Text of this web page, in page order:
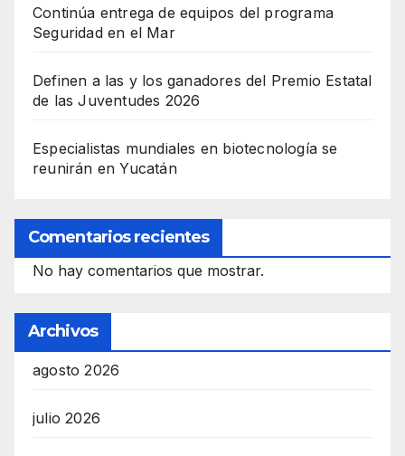
Continúa entrega de equipos del programa
Seguridad en el Mar
Definen a las y los ganadores del Premio Estatal
de las Juventudes 2026
Especialistas mundiales en biotecnología se
reunirán en Yucatán
Comentarios recientes
No hay comentarios que mostrar.
Archivos
agosto 2026
julio 2026